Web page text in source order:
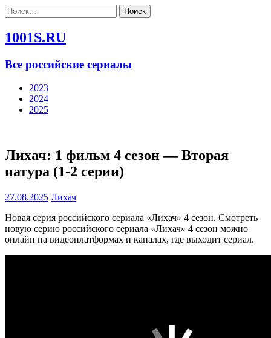
Найти:
1001S.RU
Все российские сериалы
2023
2024
2025
Лихач: 1 фильм 4 сезон — Вторая
натура (1-2 серии)
27.08.2025 Лихач
Новая серия российского сериала «Лихач» 4 сезон. Смотреть
новую серию российского сериала «Лихач» 4 сезон можно
онлайн на видеоплатформах и каналах, где выходит сериал.